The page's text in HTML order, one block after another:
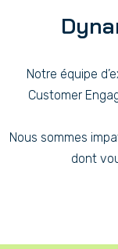
Notre équipe
Customer
Nous sommes
dont